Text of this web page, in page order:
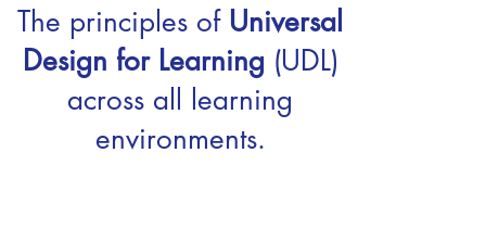
The principles of Universal
Design for Learning (UDL)
across all learning
environments.